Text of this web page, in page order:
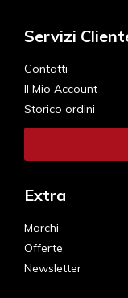
Servizi
Contatti
Il Mio Account
Storico ordini
Extra
Marchi
Offerte
Newsletter